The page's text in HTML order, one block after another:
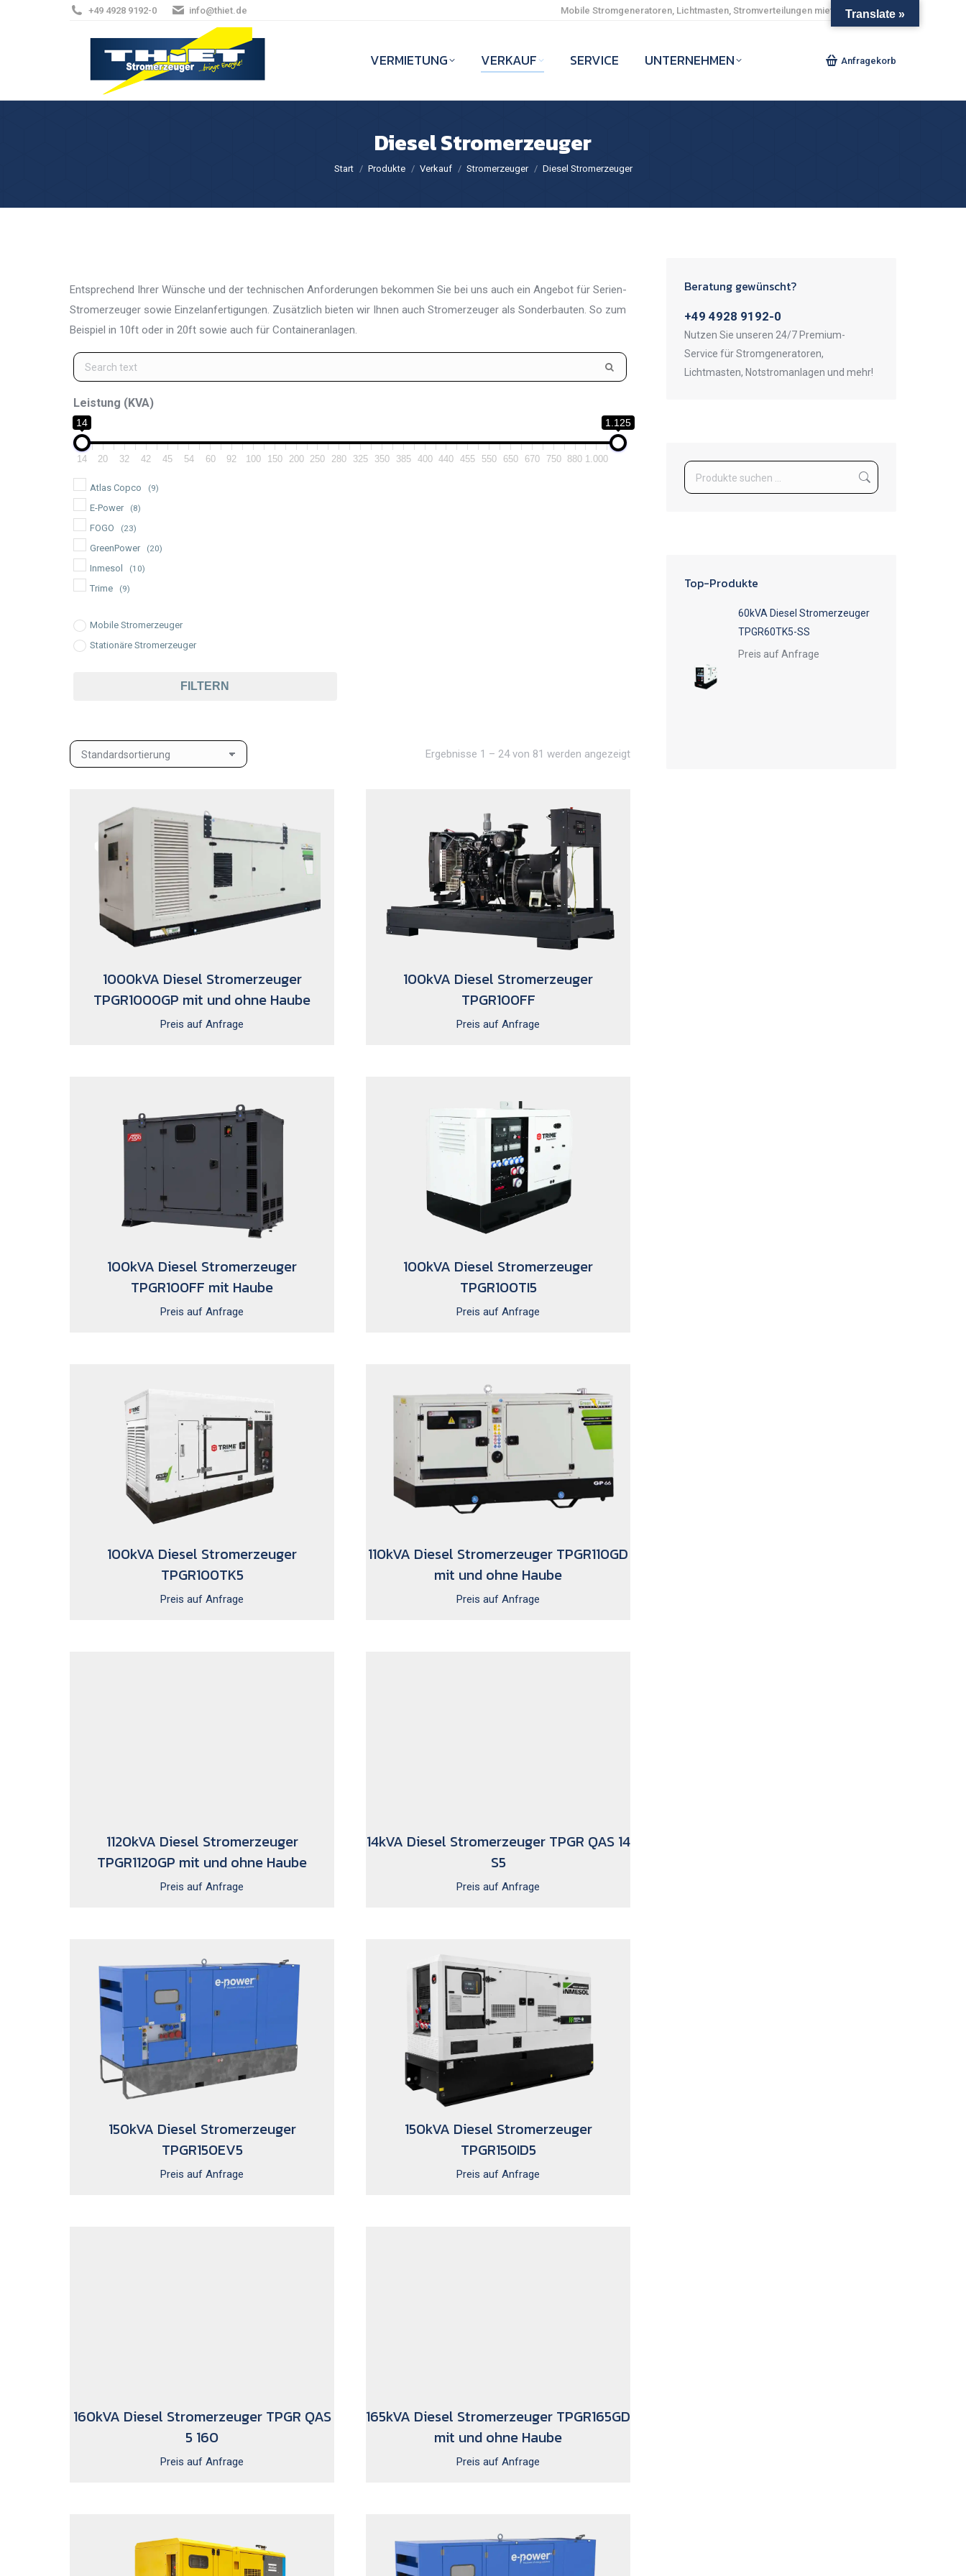
+49 4928 9192-0 info@thiet.de Mobile Stromgeneratoren, Lichtmasten, Stromverteilungen mieten und kaufen.
VERMIETUNG VERKAUF SERVICE UNTERNEHMEN Anfragekorb
Diesel Stromerzeuger
Sie befinden sich hier:
Start Produkte Verkauf Stromerzeuger Diesel Stromerzeuger
Entsprechend Ihrer Wünsche und der technischen Anforderungen bekommen Sie bei uns auch ein Angebot für Serien-
Stromerzeuger sowie Einzelanfertigungen. Zusätzlich bieten wir Ihnen auch Stromerzeuger als Sonderbauten. So zum
Beispiel in 10ft oder in 20ft sowie auch für Containeranlagen.
Leistung (kVA)
14 1.125
14 20 32 42 45 54 60 92 100 150 200 250 280 325 350 385 400 440 455 550 650 670 750 880 1.000
Atlas Copco (9)
E-Power (8)
FOGO (23)
GreenPower (20)
Inmesol (10)
Trime (9)
Mobile Stromerzeuger
Stationäre Stromerzeuger
FILTERN
Ergebnisse 1 – 24 von 81 werden angezeigt
1000kVA Diesel Stromerzeuger
TPGR1000GP mit und ohne Haube
Preis auf Anfrage
100kVA Diesel Stromerzeuger
TPGR100FF
Preis auf Anfrage
100kVA Diesel Stromerzeuger
TPGR100FF mit Haube
Preis auf Anfrage
100kVA Diesel Stromerzeuger
TPGR100TI5
Preis auf Anfrage
100kVA Diesel Stromerzeuger
TPGR100TK5
Preis auf Anfrage
110kVA Diesel Stromerzeuger TPGR110GD
mit und ohne Haube
Preis auf Anfrage
1120kVA Diesel Stromerzeuger
TPGR1120GP mit und ohne Haube
Preis auf Anfrage
14kVA Diesel Stromerzeuger TPGR QAS 14
S5
Preis auf Anfrage
150kVA Diesel Stromerzeuger
TPGR150EV5
Preis auf Anfrage
150kVA Diesel Stromerzeuger
TPGR150ID5
Preis auf Anfrage
160kVA Diesel Stromerzeuger TPGR QAS
5 160
Preis auf Anfrage
165kVA Diesel Stromerzeuger TPGR165GD
mit und ohne Haube
Preis auf Anfrage
Beratung gewünscht?
+49 4928 9192-0
Nutzen Sie unseren 24/7 Premium-
Service für Stromgeneratoren,
Lichtmasten, Notstromanlagen und mehr!
Top-Produkte
60kVA Diesel Stromerzeuger
TPGR60TK5-SS
Preis auf Anfrage
Translate »